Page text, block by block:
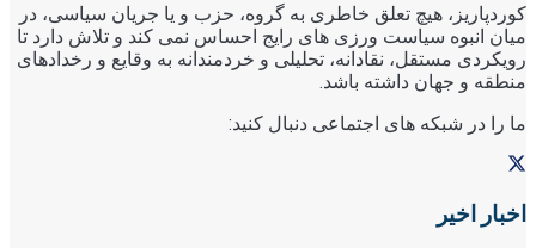
کوردپاریز، هیچ تعلق خاطری به گروه، حزب و یا جریان سیاسی، در
میان انبوه سیاست ورزی های رایج احساس نمی کند و تلاش دارد تا
رویکردی مستقل، نقادانه، تحلیلی و خردمندانه به وقایع و رخدادهای
منطقه و جهان داشته باشد.
ما را در شبکه های اجتماعی دنبال کنید:
اخبار اخیر